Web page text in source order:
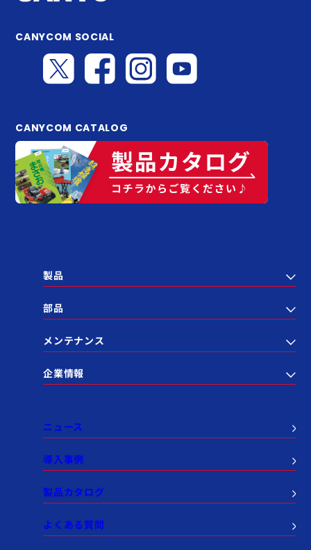
CANYCOM SOCIAL
CANYCOM CATALOG
製品
部品
メンテナンス
企業情報
ニュース
導入事例
製品カタログ
よくある質問